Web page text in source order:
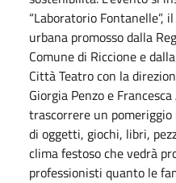
“Laboratorio Fontanelle”,
urbana promosso dalla
Comune di Riccione e
Città Teatro con la
Giorgia Penzo e
trascorrere un
di oggetti, giochi, libri,
clima festoso che vedrà
professionisti quanto le